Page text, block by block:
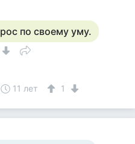
по своему уму.
11 лет 1